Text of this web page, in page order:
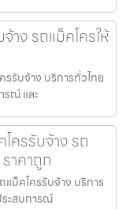
าง รถแม็คโครให้
รรับจ้าง บริการทั่วไทย
รณ์ และ
ครรับจ้าง รถ
าคาถูก
แม็คโครรับจ้าง บริการ
ะสบการณ์